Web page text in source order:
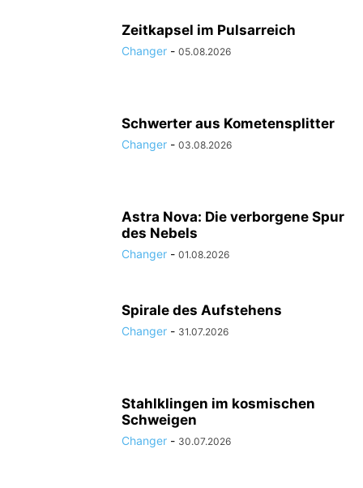
Zeitkapsel im Pulsarreich
Changer - 05.08.2026
Schwerter aus Kometensplitter
Changer - 03.08.2026
Astra Nova: Die verborgene Spur
des Nebels
Changer - 01.08.2026
Spirale des Aufstehens
Changer - 31.07.2026
Stahlklingen im kosmischen
Schweigen
Changer - 30.07.2026